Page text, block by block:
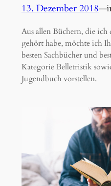
13. Dezember 2018—
Aus allen Büchern, die ich
gehört habe, möchte ich
besten Sachbücher und
Kategorie Belletristik
Jugendbuch vorstellen.